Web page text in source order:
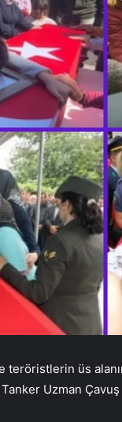
teröristlerin üs
Tanker Uzman